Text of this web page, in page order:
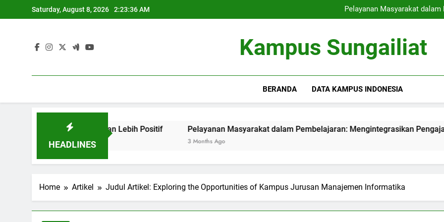
to
Saturday, August 8, 2026 2:23:36 AM
Pelayanan Masyarakat dalam
Meningkatkan Pusat
Pelayanan Masyarakat
Meningkatkan Pusat
Kampus Sungailiat
BERANDA DATA KAMPUS INDONESIA
HEADLINES
untuk menciptakan Lebih Positif Pelayanan Masyarakat dalam Pembelajaran: Mengintegrasikan Pengajaran
Home Artikel Judul Artikel: Exploring the Opportunities of Kampus Jurusan Manajemen Informatika